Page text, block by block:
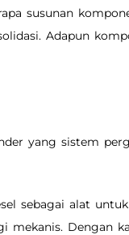
susunan
Adapun
yang sistem
sebagai alat
mekanis. Dengan